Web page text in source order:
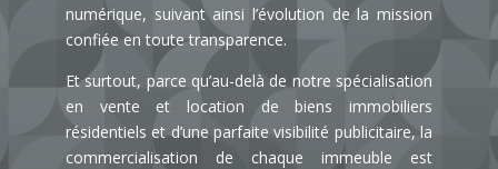
numérique, suivant ainsi l’évolution de la mission
confiée en toute transparence.
Et surtout, parce qu’au-delà de notre spécialisation
en vente et location de biens immobiliers
résidentiels et d’une parfaite visibilité publicitaire, la
commercialisation de chaque immeuble est